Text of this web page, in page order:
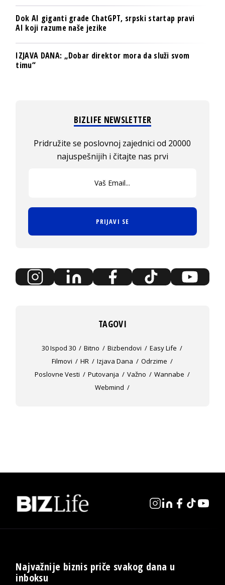
Dok AI giganti grade ChatGPT, srpski startap pravi
AI koji razume naše jezike
IZJAVA DANA: „Dobar direktor mora da služi svom
timu“
BIZLIFE NEWSLETTER
Pridružite se poslovnoj zajednici od 20000
najuspešnijih i čitajte nas prvi
PRIJAVI SE
TAGOVI
30 Ispod 30 Bitno Bizbendovi
Easy Life
Filmovi
HR Izjava Dana
Odrzime
Poslovne Vesti
Putovanja Važno
Wannabe
Webmind
Najvažnije biznis priče svakog dana u
inboksu